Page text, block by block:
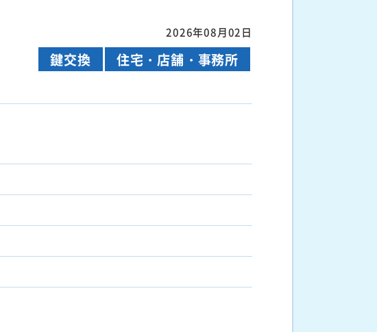
2026年08月02日
鍵交換 住宅・店舗・事務所